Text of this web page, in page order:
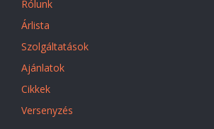
Rólunk
Árlista
Szolgáltatások
Ajánlatok
Cikkek
Versenyzés